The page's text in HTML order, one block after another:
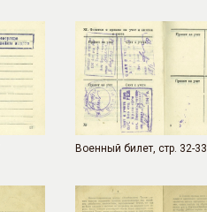
Военный билет, стр. 32-33